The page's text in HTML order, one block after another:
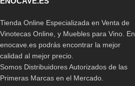
Tienda Online Especializada en Venta de
Vinotecas Online, y Muebles para Vino. En
enocave.es podrás encontrar la mejor
calidad al mejor precio.
Somos Distribuidores Autorizados de las
Primeras Marcas en el Mercado.